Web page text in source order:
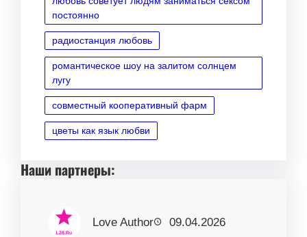
постоянно
радиостанция любовь
романтическое шоу на залитом солнцем
лугу
совместный кооперативный фарм
цветы как язык любви
Наши партнеры:
Love Author 09.04.2026